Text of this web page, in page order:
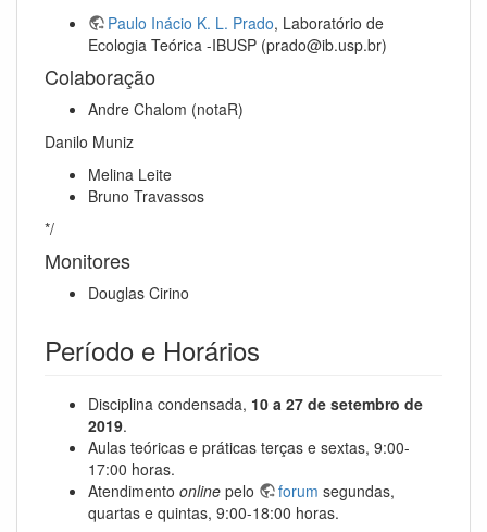
Paulo Inácio K. L. Prado, Laboratório de
Ecologia Teórica -IBUSP (prado@ib.usp.br)
Colaboração
Andre Chalom (notaR)
Danilo Muniz
Melina Leite
Bruno Travassos
*/
Monitores
Douglas Cirino
Período e Horários
Disciplina condensada, 10 a 27 de setembro de
2019.
Aulas teóricas e práticas terças e sextas, 9:00-
17:00 horas.
Atendimento online pelo forum segundas,
quartas e quintas, 9:00-18:00 horas.